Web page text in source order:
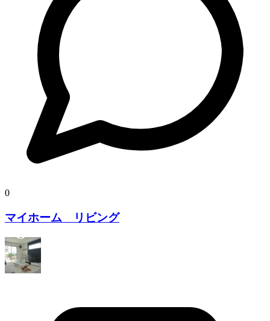
0
マイホーム リビング